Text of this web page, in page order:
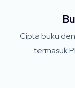
Cipta buku
termasuk